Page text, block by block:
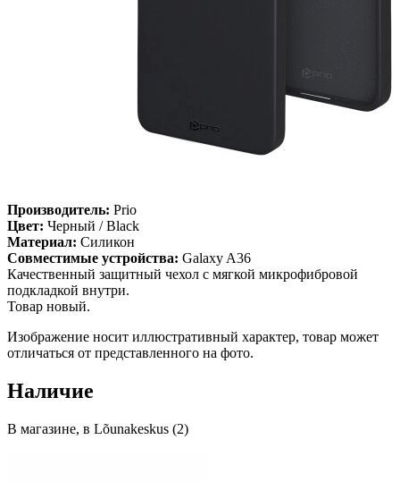
Производитель: Prio
Цвет: Черный / Black
Материал: Силикон
Совместимые устройства: Galaxy A36
Качественный защитный чехол с мягкой микрофибровой
подкладкой внутри.
Товар новый.
Изображение носит иллюстративный характер, товар может
отличаться от представленного на фото.
Наличие
В магазине, в Lõunakeskus (2)